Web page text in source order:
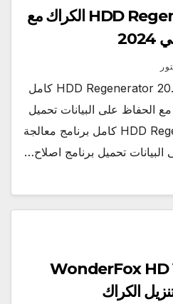
HDD Regenerator 20.11.0011 الكراك مع
HDD Regenerator 20.11.0011 Ful Crack 2024 كامل
مع الحفاظ على البيانات تحميل
HDD Regenerator 20.11.0011 Full كامل برنامج معالجة
البيانات تحميل برنامج اصلاح…
WonderFox